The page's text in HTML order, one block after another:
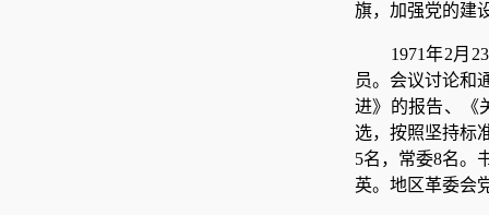
旗，加强党的建
1971年2月
员。会议讨论和
进》的报告、《
选，按照坚持标
5名，常委8名。
英。地区革委会